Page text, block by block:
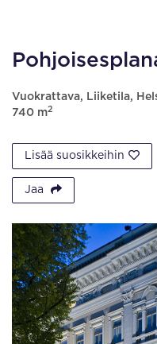
Vuokrattava, Liiketila,
740 m2
Lisää suosikkeihin
Jaa